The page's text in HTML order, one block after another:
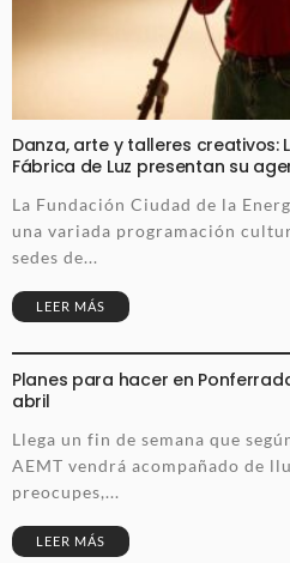
Danza, arte y talleres creativos:
Fábrica de Luz presentan su
La Fundación Ciudad de la
una variada programación
sedes de...
LEER MÁS
Planes para hacer en
abril
Llega un fin de semana que
AEMT vendrá acompañado de
preocupes,...
LEER MÁS